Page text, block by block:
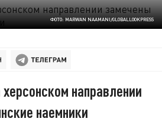
ФОТО: MARWAN NAAMANI/GLOBALLOOKPRESS
направлении
наемники